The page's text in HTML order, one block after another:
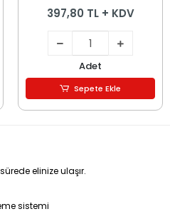
397,80 TL + KDV
Adet
Sepete Ekle
elinize ulaşır.
sistemi